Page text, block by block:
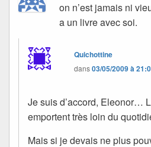
on n’est jamais ni
a un livre avec soi.
Quichottine
dans03/05/2009 à
Je suis d’accord, Eleonor…
emportent très loin du
Mais si je devais ne plus